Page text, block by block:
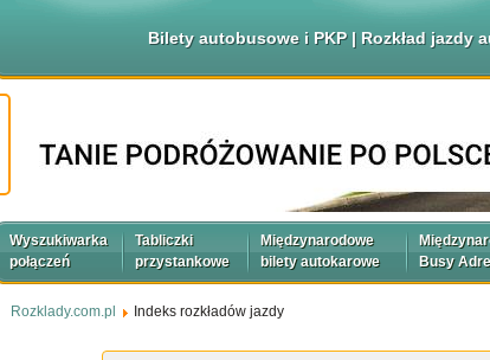
Bilety autobusowe i PKP | Rozkład jazdy
Wyszukiwarka
połączeń
Tabliczki
przystankowe
Międzynarodowe
bilety autokarowe
Busy
Rozklady.com.pl Indeks rozkładów jazdy